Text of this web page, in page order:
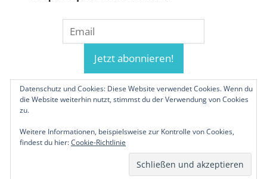
© 2019-2026 Familienunternehmen.eu. Alle
Rechte vorbehalten.
Datenschutz und Cookies: Diese Website verwendet Cookies. Wenn du
die Website weiterhin nutzt, stimmst du der Verwendung von Cookies
zu.
Weitere Informationen, beispielsweise zur Kontrolle von Cookies,
findest du hier:Cookie-Richtlinie